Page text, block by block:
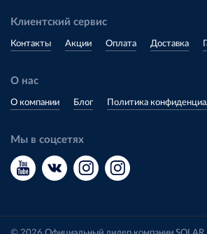
Клиентский сервис
Контакты Акции Оплата Доставка
О нас
О компании Блог Политика
Мы в соцсетях